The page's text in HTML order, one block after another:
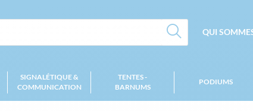
QUI
SIGNALÉTIQUE &
COMMUNICATION
TENTES -
BARNUMS
PODIUMS